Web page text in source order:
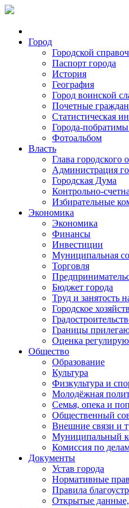
Город
Городской
Паспорт города
История
География
Город воинской
Почетные
Статистическая
Города-
Фотоальбом
Власть
Глава городского
Администрация
Городская Дума
Контрольно-
Избирательные
Экономика
Экономика
Финансы
Инвестиции
Муниципальная
Торговля
Бюджет города
Труд и занятость
Городское
Границы
Оценка
Общество
Образование
Культура
Физкультура и
Молодёжная
Семья, опека и
Общественный
Внешние связи и
Муниципальный
Комиссия по
Документы
Устав города
Нормативные
Правила
Открытые данные,